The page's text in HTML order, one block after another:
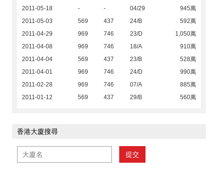
2011-05-18
- - 04/29
945萬
2011-05-03
569 437 24/B
592萬
2011-04-29
969 746 23/D
1,050萬
2011-04-08
969 746 18/A
910萬
2011-04-04
569 437 23/B
528萬
2011-04-01
969 746 24/D
990萬
2011-02-28
969 746 07/A
885萬
2011-01-12
569 437 29/B 560萬
香港大廈搜尋
提交